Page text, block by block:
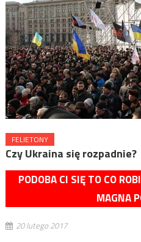
FELIETONY
Czy Ukraina się rozpadnie?
PODOBA CI SIĘ TO CO
MAGNA
20 lutego 2017